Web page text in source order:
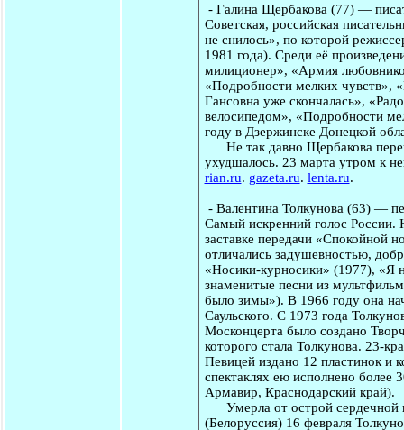
- Галина Щербакова (77) —
Советская, российская
не снилось», по которой
1981 года). Среди её
милиционер», «Армия
«Подробности мелких чувств»,
Гансовна уже скончалась»,
велосипедом», «Подробности
году в Дзержинске Донецкой
Не так давно Щербакова
ухудшалось. 23 марта утром к
rian.ru. gazeta.ru. lenta.ru.
- Валентина Толкунова (63) —
Самый искренний голос России.
заставке передачи «Спокойной
отличались задушевностью,
«Носики-курносики» (1977), «Я
знаменитые песни из
было зимы»). В 1966 году она
Саульского. С 1973 года
Москонцерта было создано
которого стала Толкунова. 23-
Певицей издано 12 пластинок и
спектаклях ею исполнено более
Армавир, Краснодарский край).
Умерла от острой сердечной
(Белоруссия) 16 февраля